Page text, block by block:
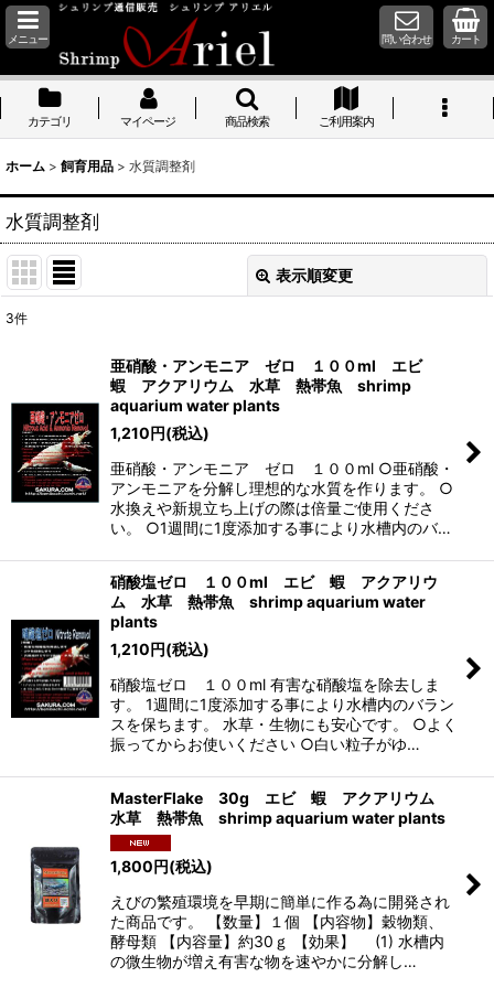
メニュー 問い合わせ カート
カテゴリ マイページ 商品検索 ご利用案内
ホーム > 飼育用品 > 水質調整剤
水質調整剤
表示順変更
並び順:
3件
亜硝酸・アンモニア ゼロ １００ml エビ
蝦 アクアリウム 水草 熱帯魚 shrimp
aquarium water plants
1,210円(税込)
亜硝酸・アンモニア ゼロ １００ml ○亜硝酸・
アンモニアを分解し理想的な水質を作ります。 ○
水換えや新規立ち上げの際は倍量ご使用くださ
い。 ○1週間に1度添加する事により水槽内のバ…
硝酸塩ゼロ １００ml エビ 蝦 アクアリウ
ム 水草 熱帯魚 shrimp aquarium water
plants
1,210円(税込)
硝酸塩ゼロ １００ml 有害な硝酸塩を除去しま
す。 1週間に1度添加する事により水槽内のバラン
スを保ちます。 水草・生物にも安心です。 ○よく
振ってからお使いください ○白い粒子がゆ…
MasterFlake 30g エビ 蝦 アクアリウム
水草 熱帯魚 shrimp aquarium water plants
1,800円(税込)
えびの繁殖環境を早期に簡単に作る為に開発され
た商品です。 【数量】１個 【内容物】穀物類、
酵母類 【内容量】約30ｇ 【効果】 (1) 水槽内
の微生物が増え有害な物を速やかに分解し…